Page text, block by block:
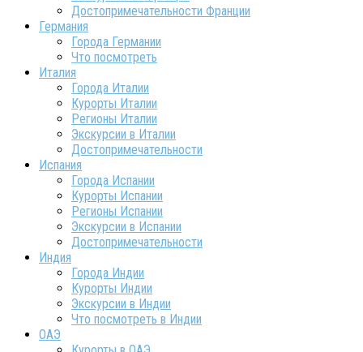
Достопримечательности Франции
Германия
Города Германии
Что посмотреть
Италия
Города Италии
Курорты Италии
Регионы Италии
Экскурсии в Италии
Достопримечательности
Испания
Города Испании
Курорты Испании
Регионы Испании
Экскурсии в Испании
Достопримечательности
Индия
Города Индии
Курорты Индии
Экскурсии в Индии
Что посмотреть в Индии
ОАЭ